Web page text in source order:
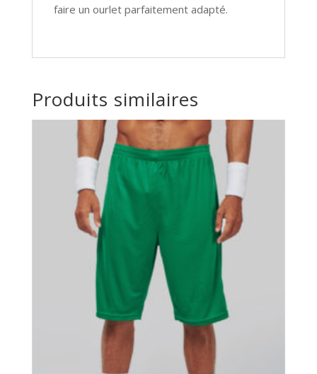
faire un ourlet parfaitement adapté.
Produits similaires